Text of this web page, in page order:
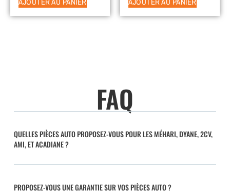
FAQ
QUELLES PIÈCES AUTO PROPOSEZ-VOUS POUR LES MÉHARI, DYANE, 2CV,
AMI, ET ACADIANE ?
PROPOSEZ-VOUS UNE GARANTIE SUR VOS PIÈCES AUTO ?